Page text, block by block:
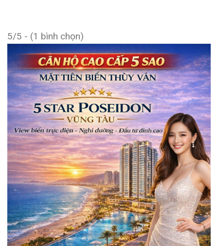
5/5 - (1 bình chọn)